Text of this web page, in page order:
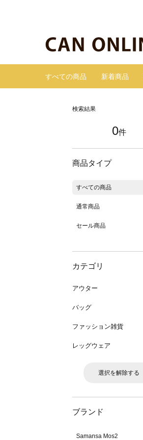
すべての商品 新着商品
検索結果
0件
商品タイプ
すべての商品
通常商品
セール商品
カテゴリ
アウター
バッグ
ファッション雑貨
レッグウェア
選択を解除する
ブランド
Samansa Mos2